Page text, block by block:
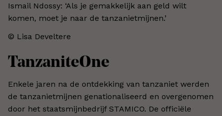
Ismail Ndossy: ‘Als je gemakkelijk aan geld wilt
komen, moet je naar de tanzanietmijnen.’
© Lisa Develtere​
TanzaniteOne
Enkele jaren na de ontdekking van tanzaniet werden
de tanzanietmijnen genationaliseerd en overgenomen
door het staatsmijnbedrijf STAMICO. De officiële